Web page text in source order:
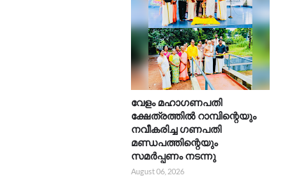
വേളം മഹാഗണപതി
ക്ഷേത്രത്തിൽ റാമ്പിന്റെയും
നവീകരിച്ച ഗണപതി
മണ്ഡപത്തിന്റെയും
സമർപ്പണം നടന്നു
August 06, 2026